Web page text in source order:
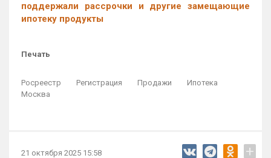
поддержали рассрочки и другие замещающие
ипотеку продукты
Печать
Росреестр Регистрация Продажи
Ипотека
Москва
21 октября 2025 15:58 +